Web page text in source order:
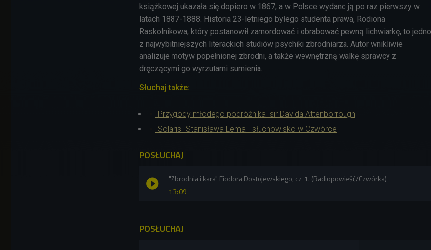
książkowej ukazała się dopiero w 1867, a w Polsce wydano ją po raz pierwszy w
latach 1887-1888. Historia 23-letniego byłego studenta prawa, Rodiona
Raskolnikowa, który postanowił zamordować i obrabować pewną lichwiarkę, to jedno
z najwybitniejszych literackich studiów psychiki zbrodniarza. Autor wnikliwie
analizuje motyw popełnionej zbrodni, a także wewnętrzną walkę sprawcy z
dręczącymi go wyrzutami sumienia.
Słuchaj także:
"Przygody młodego podróżnika" sir Davida Attenborrough
"Solaris" Stanisława Lema - słuchowisko w Czwórce
POSŁUCHAJ
13:09
"Zbrodnia i kara" Fiodora Dostojewskiego, cz. 1. (Radiopowieść/Czwórka)
POSŁUCHAJ